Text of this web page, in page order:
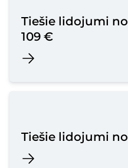
Tiešie lidojumi no
109 €
Tiešie lidojumi no